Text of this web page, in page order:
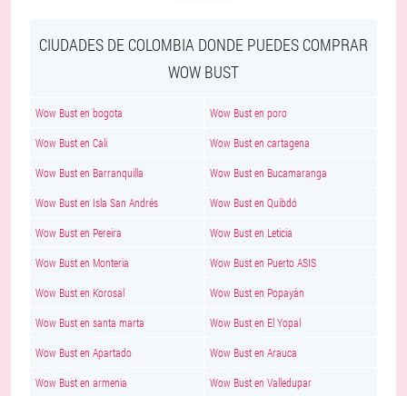
CIUDADES DE COLOMBIA DONDE PUEDES COMPRAR
WOW BUST
Wow Bust en bogota Wow Bust en poro
Wow Bust en Cali Wow Bust en cartagena
Wow Bust en Barranquilla Wow Bust en Bucamaranga
Wow Bust en Isla San Andrés Wow Bust en Quibdó
Wow Bust en Pereira Wow Bust en Leticia
Wow Bust en Monteria Wow Bust en Puerto ASIS
Wow Bust en Korosal Wow Bust en Popayán
Wow Bust en santa marta Wow Bust en El Yopal
Wow Bust en Apartado Wow Bust en Arauca
Wow Bust en armenia Wow Bust en Valledupar